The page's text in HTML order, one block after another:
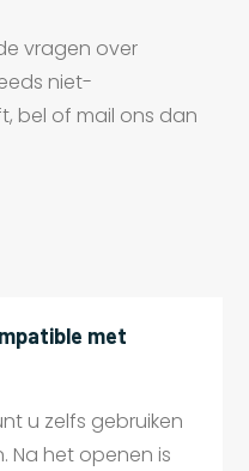
vragen over
niet-
bel of mail ons dan
met
u zelfs gebruiken
Na het openen is